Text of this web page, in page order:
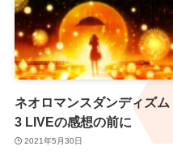
ネオロマンスダンディズム
3 LIVEの感想の前に
2021年5月30日